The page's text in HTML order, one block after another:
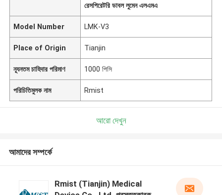
রেসপিরেটরি ডাবল লুমেন এলএমএ
Model Number LMK-V3
Place of Origin Tianjin
ন্যূনতম চাহিদার পরিমাণ 1000 পিসি
পরিচিতিমুলক নাম Rmist
আরো দেখুন
আমাদের সম্পর্কে
Rmist (Tianjin) Medical